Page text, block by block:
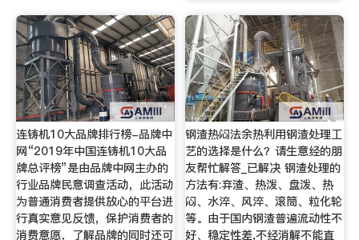
连铸机10大品牌排行榜-品牌中
网“2019年中国连铸机10大品
牌总评榜”是由品牌中网主办的
行业品牌民意调查活动，此活动
为普通消费者提供放心的平台进
行真实意见反馈，保护消费者的
消费意愿，了解品牌的同时还可
钢渣热闷法余热利用钢渣处理工
艺的选择是什么？请生意经的朋
友帮忙解答_已解决 钢渣处理的
方法有:弃渣、热泼、盘泼、热
闷、水淬、风淬、滚筒、粒化轮
等。由于国内钢渣普遍流动性不
好、稳定性差,不经消解不能直